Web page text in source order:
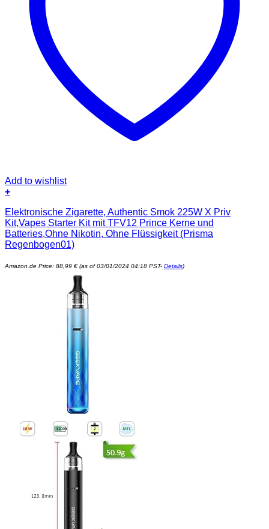
Add to wishlist
+
Elektronische Zigarette, Authentic Smok 225W X Priv
Kit,Vapes Starter Kit mit TFV12 Prince Kerne und
Batteries,Ohne Nikotin, Ohne Flüssigkeit (Prisma
Regenbogen01)
Amazon.de Price: 88,99 € (as of 03/01/2024 04:18 PST- Details)